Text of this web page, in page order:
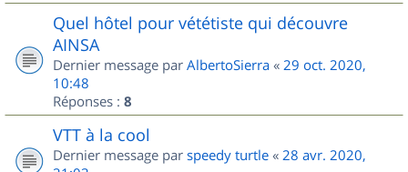
Quel hôtel pour vététiste qui découvre
AINSA
Dernier message par AlbertoSierra « 29 oct. 2020,
10:48
Réponses : 8
VTT à la cool
Dernier message par speedy turtle « 28 avr. 2020,